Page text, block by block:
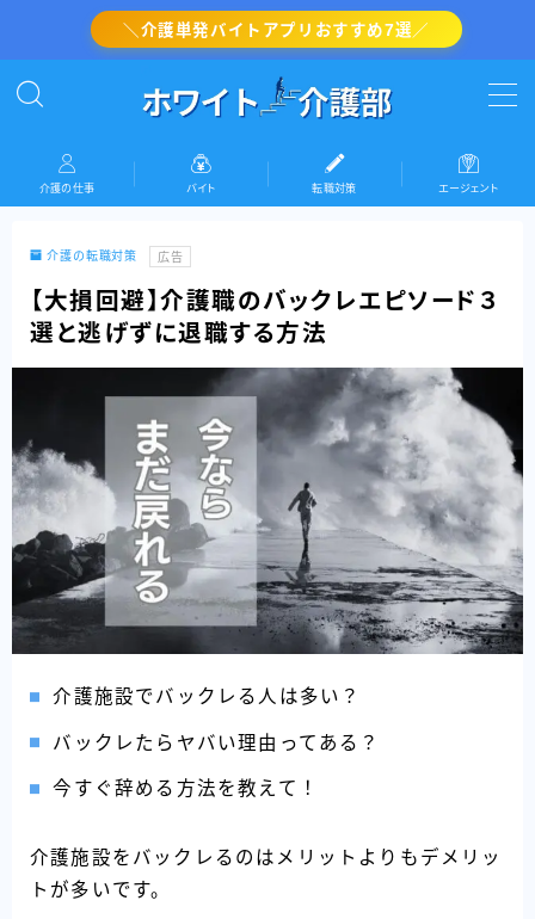
＼介護単発バイトアプリおすすめ7選／
MENU
介護の転職対策
介護の仕事
お問い合わせ
介護の仕事 バイト 転職対策 エージェント
介護の転職対策 広告
【大損回避】介護職のバックレエピソード３
選と逃げずに退職する方法
介護施設でバックレる人は多い？
バックレたらヤバい理由ってある？
今すぐ辞める方法を教えて！
介護施設をバックレるのはメリットよりもデメリッ
トが多いです。